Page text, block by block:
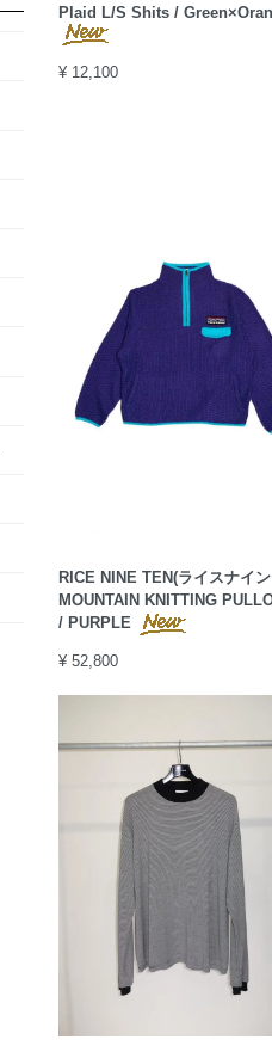
Plaid L/S Shits /
¥ 12,100
RICE NINE TEN(ライスナイ
MOUNTAIN KNITTING
/ PURPLE
¥ 52,800